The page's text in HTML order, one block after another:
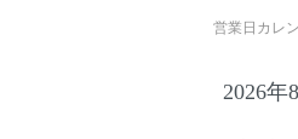
営業日カレ
2026年